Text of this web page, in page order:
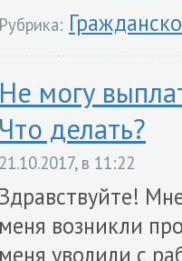
Рубрика:
Не могу
Что делать?
21.10.2017, в 11:22
Здравствуйте!
меня возникли
меня уволили с